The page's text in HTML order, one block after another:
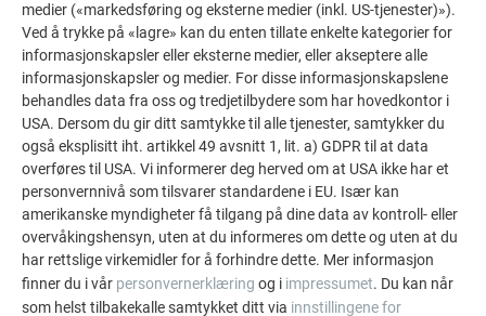
Monteringsskjema DS19 2
medier («markedsføring og eksterne medier (inkl. US-tjenester)»).
Ved å trykke på «lagre» kan du enten tillate enkelte kategorier for
informasjonskapsler eller eksterne medier, eller akseptere alle
informasjonskapsler og medier. For disse informasjonskapslene
behandles data fra oss og tredjetilbydere som har hovedkontor i
USA. Dersom du gir ditt samtykke til alle tjenester, samtykker du
også eksplisitt iht. artikkel 49 avsnitt 1, lit. a) GDPR til at data
overføres til USA. Vi informerer deg herved om at USA ikke har et
personvernnivå som tilsvarer standardene i EU. Især kan
amerikanske myndigheter få tilgang på dine data av kontroll- eller
overvåkingshensyn, uten at du informeres om dette og uten at du
har rettslige virkemidler for å forhindre dette. Mer informasjon
finner du i vår personvernerklæring og i impressumet. Du kan når
som helst tilbakekalle samtykket ditt via innstillingene for